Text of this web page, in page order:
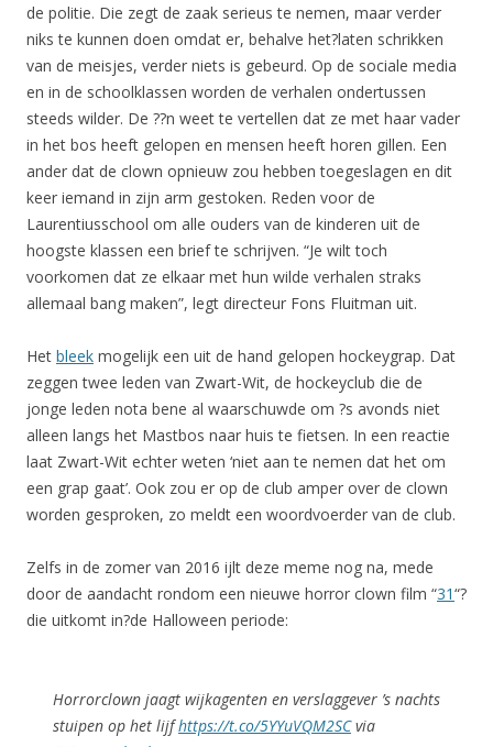
de politie. Die zegt de zaak serieus te nemen, maar verder
niks te kunnen doen omdat er, behalve het?laten schrikken
van de meisjes, verder niets is gebeurd. Op de sociale media
en in de schoolklassen worden de verhalen ondertussen
steeds wilder. De ??n weet te vertellen dat ze met haar vader
in het bos heeft gelopen en mensen heeft horen gillen. Een
ander dat de clown opnieuw zou hebben toegeslagen en dit
keer iemand in zijn arm gestoken. Reden voor de
Laurentiusschool om alle ouders van de kinderen uit de
hoogste klassen een brief te schrijven. “Je wilt toch
voorkomen dat ze elkaar met hun wilde verhalen straks
allemaal bang maken”, legt directeur Fons Fluitman uit.
Het bleek mogelijk een uit de hand gelopen hockeygrap. Dat
zeggen twee leden van Zwart-Wit, de hockeyclub die de
jonge leden nota bene al waarschuwde om ?s avonds niet
alleen langs het Mastbos naar huis te fietsen. In een reactie
laat Zwart-Wit echter weten ‘niet aan te nemen dat het om
een grap gaat’. Ook zou er op de club amper over de clown
worden gesproken, zo meldt een woordvoerder van de club.
Zelfs in de zomer van 2016 ijlt deze meme nog na, mede
door de aandacht rondom een nieuwe horror clown film “31“?
die uitkomt in?de Halloween periode:
Horrorclown jaagt wijkagenten en verslaggever ’s nachts
stuipen op het lijfhttps://t.co/5YYuVQM2SCvia